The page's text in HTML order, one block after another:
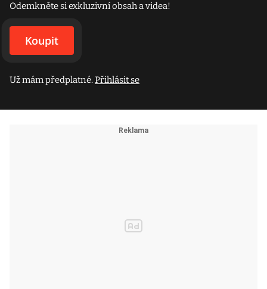
Odemkněte si exkluzivní obsah a videa!
Koupit
Už mám předplatné.Přihlásit se